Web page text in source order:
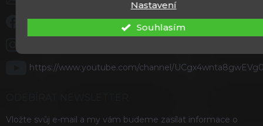
Nastavení
Souhlasím
Staňte se našimi fanoušky na Facebooku
https://www.youtube.com/channel/
Vložte svůj e-mail a my vám budeme zasílat informace o